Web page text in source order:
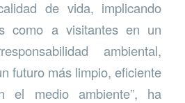
de vida, implicando
como a visitantes en un
ambiental,
futuro más limpio, eficiente
el medio ambiente”, ha